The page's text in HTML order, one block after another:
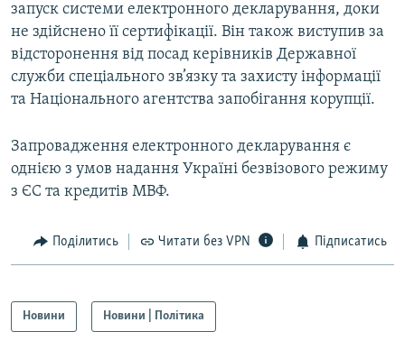
запуск системи електронного декларування, доки
не здійснено її сертифікації. Він також виступив за
відсторонення від посад керівників Державної
служби спеціального зв’язку та захисту інформації
та Національного агентства запобігання корупції.
Запровадження електронного декларування є
однією з умов надання Україні безвізового режиму
з ЄС та кредитів МВФ.
Поділитись Читати без VPN Підписатись
Новини Новини | Політика